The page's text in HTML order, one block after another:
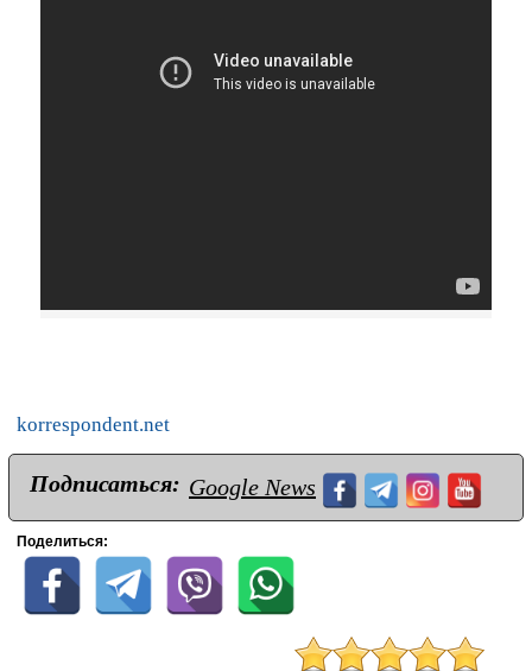
korrespondent.net
Подписаться: Google News
Поделиться: